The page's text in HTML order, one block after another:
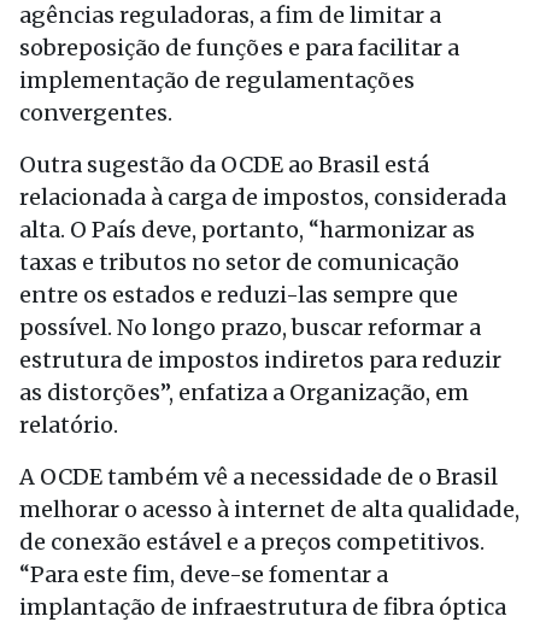
agências reguladoras, a fim de limitar a
sobreposição de funções e para facilitar a
implementação de regulamentações
convergentes.
Outra sugestão da OCDE ao Brasil está
relacionada à carga de impostos, considerada
alta. O País deve, portanto, “harmonizar as
taxas e tributos no setor de comunicação
entre os estados e reduzi-las sempre que
possível. No longo prazo, buscar reformar a
estrutura de impostos indiretos para reduzir
as distorções”, enfatiza a Organização, em
relatório.
A OCDE também vê a necessidade de o Brasil
melhorar o acesso à internet de alta qualidade,
de conexão estável e a preços competitivos.
“Para este fim, deve-se fomentar a
implantação de infraestrutura de fibra óptica